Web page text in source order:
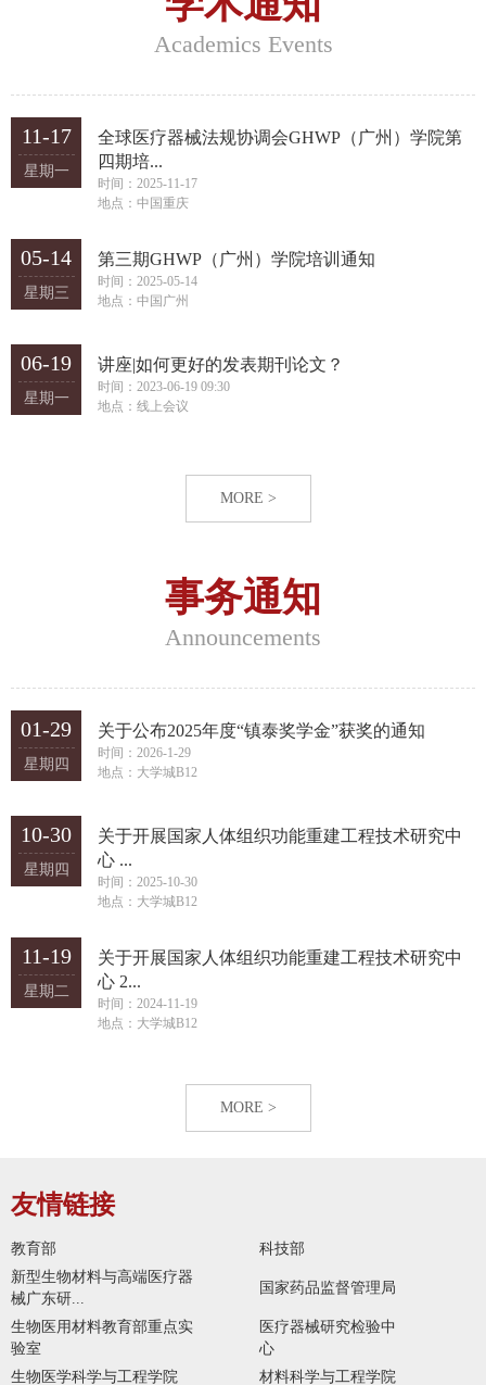
Nat Biomed Eng|基于机器
学习的多组织创伤及急救
Adv Drug Deliv Rev|重
塑“不可成药”靶点——
祝贺边黎明教授正式担任
国际学术期刊
赓续虎门红脉，共践科创
Academics Events
11-17
星期一
全球医疗器械法规协调会GHWP（广州）学院第
四期培...
时间：2025-11-17
地点：中国重庆
05-14
星期三
第三期GHWP（广州）学院培训通知
时间：2025-05-14
地点：中国广州
06-19
星期一
讲座|如何更好的发表期刊论文？
时间：2023-06-19 09:30
地点：线上会议
MORE >
事务通知
Announcements
01-29
星期四
关于公布2025年度“镇泰奖学金”获奖的通知
时间：2026-1-29
地点：大学城B12
10-30
星期四
关于开展国家人体组织功能重建工程技术研究中
心 ...
时间：2025-10-30
地点：大学城B12
11-19
星期二
关于开展国家人体组织功能重建工程技术研究中
心 2...
时间：2024-11-19
地点：大学城B12
MORE >
友情链接
教育部
科技部
新型生物材料与高端医疗器
械广东研...
国家药品监督管理局
生物医用材料教育部重点实
验室
医疗器械研究检验中
心
生物医学科学与工程学院
材料科学与工程学院